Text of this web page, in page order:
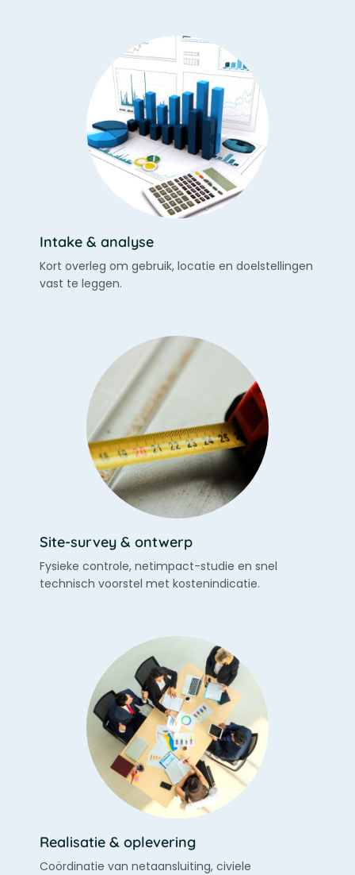
Intake & analyse
Kort overleg om gebruik, locatie en doelstellingen
vast te leggen.
Site-survey & ontwerp
Fysieke controle, netimpact-studie en snel
technisch voorstel met kostenindicatie.
Realisatie & oplevering
Coördinatie van netaansluiting, civiele